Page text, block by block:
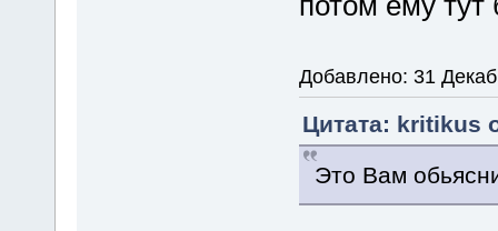
Добавлено: 31
Цитата: kritikus
Это Вам